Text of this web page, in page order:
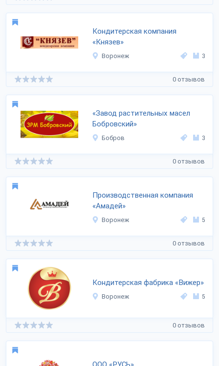
Кондитерская компания
«Князев»
Воронеж 3
0 отзывов
«Завод растительных масел
Бобровский»
Бобров 3
0 отзывов
Производственная компания
«Амадей»
Воронеж 5
0 отзывов
Кондитерская фабрика «Вижер»
Воронеж 5
0 отзывов